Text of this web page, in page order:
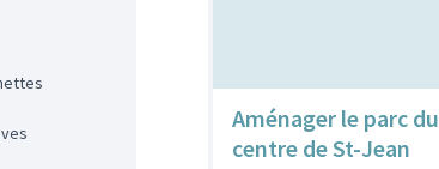
Aménager le parc du
centre de St-Jean